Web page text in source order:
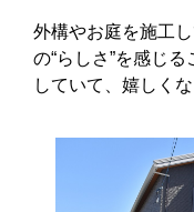
外構やお庭を施工
の“らしさ”を感じ
していて、嬉しくな